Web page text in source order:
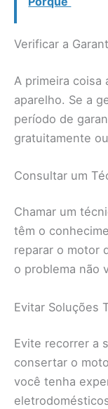
Verificar a
A primeira coisa
aparelho. Se a
período de
gratuitamente
Consultar um
Chamar um
têm o
reparar o motor
o problema não
Evitar Soluções
Evite recorrer a
consertar o
você tenha